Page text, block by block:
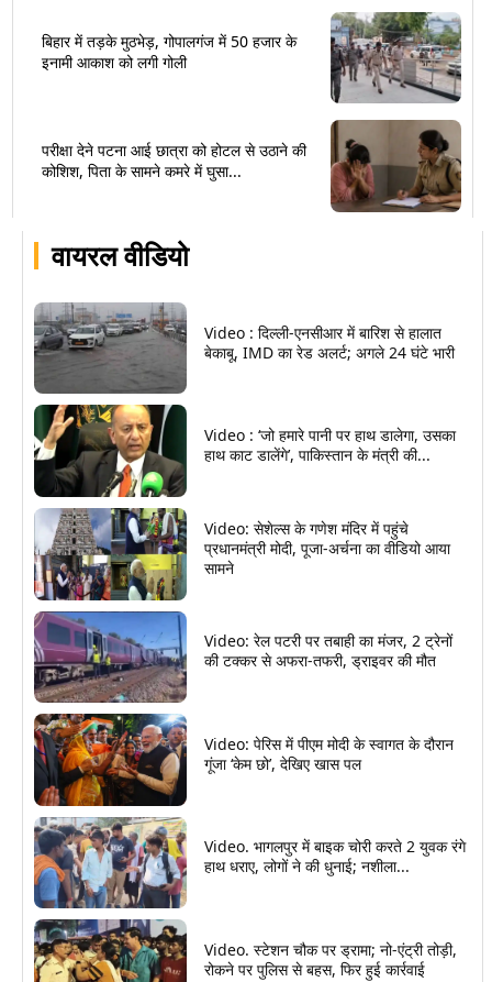
वायरल वीडियो
Video : दिल्ली-एनसीआर में बारिश से हालात
बेकाबू, IMD का रेड अलर्ट; अगले 24 घंटे भारी
Video : ‘जो हमारे पानी पर हाथ डालेगा, उसका
हाथ काट डालेंगे’, पाकिस्तान के मंत्री की...
Video: सेशेल्स के गणेश मंदिर में पहुंचे
प्रधानमंत्री मोदी, पूजा-अर्चना का वीडियो आया
सामने
Video: रेल पटरी पर तबाही का मंजर, 2 ट्रेनों
की टक्कर से अफरा-तफरी, ड्राइवर की मौत
Video: पेरिस में पीएम मोदी के स्वागत के दौरान
गूंजा ‘केम छो’, देखिए खास पल
Video. भागलपुर में बाइक चोरी करते 2 युवक रंगे
हाथ धराए, लोगों ने की धुनाई; नशीला...
Video. स्टेशन चौक पर ड्रामा; नो-एंट्री तोड़ी,
रोकने पर पुलिस से बहस, फिर हुई कार्रवाई
बिहार में तड़के मुठभेड़, गोपालगंज में 50 हजार के
इनामी आकाश को लगी गोली
परीक्षा देने पटना आई छात्रा को होटल से उठाने की
कोशिश, पिता के सामने कमरे में घुसा...